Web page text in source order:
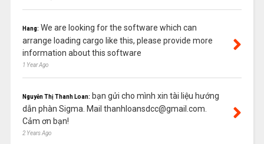
Hang: We are looking for the software which can
arrange loading cargo like this, please provide more
information about this software
1 Year Ago
Nguyễn Thị Thanh Loan: bạn gửi cho mình xin tài liệu hướng
dẫn phàn Sigma. Mail thanhloansdcc@gmail.com.
Cảm ơn bạn!
2 Years Ago